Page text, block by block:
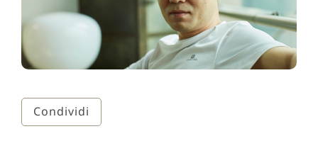
Condividi